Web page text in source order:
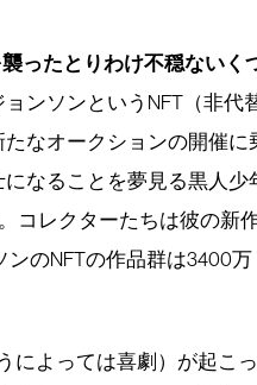
ったとりわけ不穏ないく
ンソンというNFT（非代
なオークションの開催に
なることを夢見る黒人少
コレクターたちは彼の新
のNFTの作品群は3400
によっては喜劇）が起こっ